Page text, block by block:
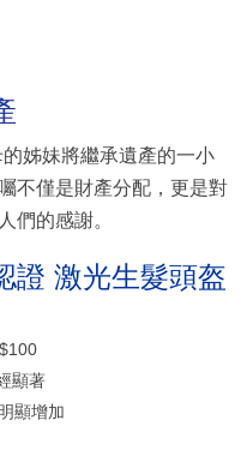
姊妹將繼承遺產的一小
不僅是財產分配，更是對
們的感謝。
證 激光生髮頭盔
顯著
顯增加